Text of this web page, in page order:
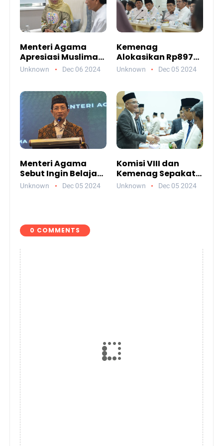
Menteri Agama
Apresiasi Muslimat
NU, Era Perempuan
Kerjasama
Unknown Dec 06 2024
Kemenag
Alokasikan Rp897
Miliar untuk Insentif
Unknown Dec 05 2024
Menteri Agama
Sebut Ingin Belajar
Kelola Pendidikan
Unknown Dec 05 2024
Komisi VIII dan
Kemenag Sepakati
Realokasi Rp616
Unknown Dec 05 2024
0 COMMENTS